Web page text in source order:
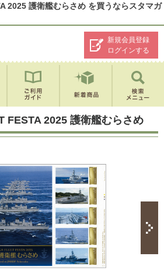
2025 護衛艦むらさめ を買うならスタマガ
新規会員登録
ログインする
FESTA 2025 護衛艦むらさめ